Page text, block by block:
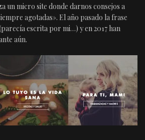
un micro site donde darnos consejos a
agotadas». El año pasado la frase
escrita por mi…) y en 2017 han
aún.